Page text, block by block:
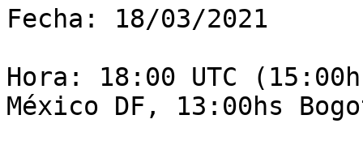
Fecha: 18/03/2021
Hora: 18:00 UTC
México DF, 13:00hs